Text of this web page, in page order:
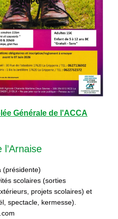
Générale de l'ACCA
l’Arnaise
(présidente)
scolaires (sorties
projets scolaires) et
spectacle, kermesse).